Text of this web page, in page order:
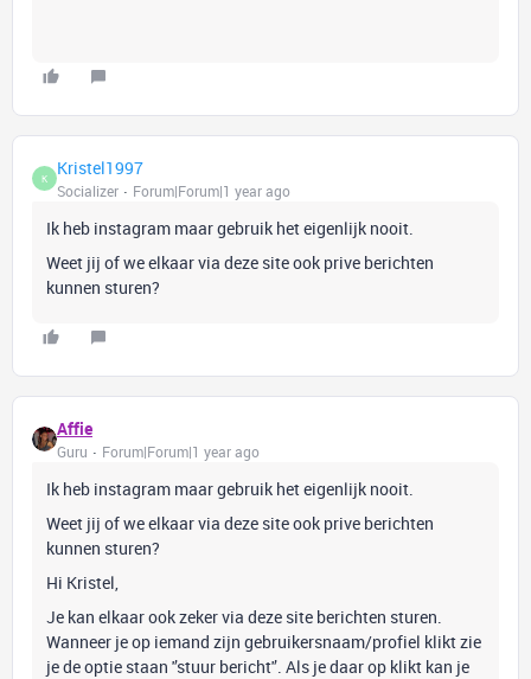
K Kristel1997
Socializer Forum|Forum|1 year ago
Ik heb instagram maar gebruik het eigenlijk nooit.
Weet jij of we elkaar via deze site ook prive berichten
kunnen sturen?
Affie
Guru Forum|Forum|1 year ago
Ik heb instagram maar gebruik het eigenlijk nooit.
Weet jij of we elkaar via deze site ook prive berichten
kunnen sturen?
Hi Kristel,
Je kan elkaar ook zeker via deze site berichten sturen.
Wanneer je op iemand zijn gebruikersnaam/profiel klikt zie
je de optie staan '’stuur bericht'’. Als je daar op klikt kan je